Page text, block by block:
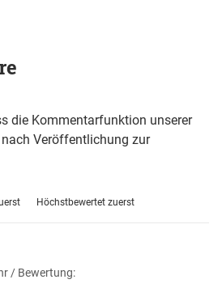
die Kommentarfunktion unserer
Veröffentlichung zur
Höchstbewertet zuerst
/ Bewertung: